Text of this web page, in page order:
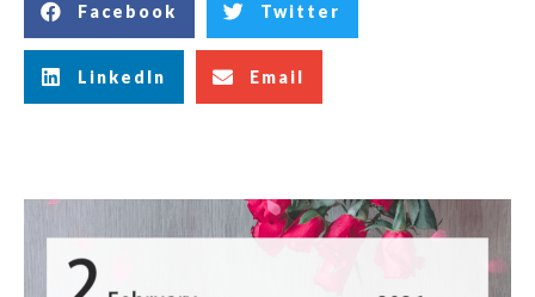
Facebook Twitter
LinkedIn Email